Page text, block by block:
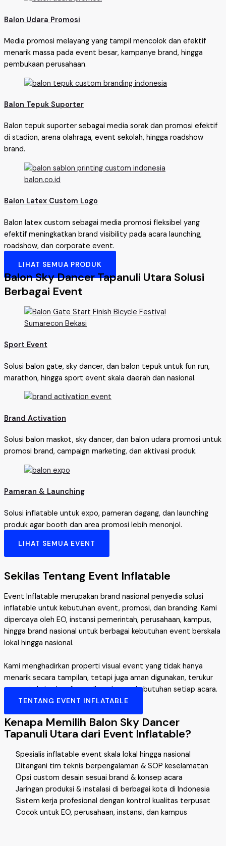
Balon Udara Promosi
Media promosi melayang yang tampil mencolok dan efektif
menarik massa pada event besar, kampanye brand, hingga
pembukaan perusahaan.
Balon Tepuk Suporter
Balon tepuk suporter sebagai media sorak dan promosi efektif
di stadion, arena olahraga, event sekolah, hingga roadshow
brand.
Balon Latex Custom Logo
Balon latex custom sebagai media promosi fleksibel yang
efektif meningkatkan brand visibility pada acara launching,
roadshow, dan corporate event.
LIHAT SEMUA PRODUK
Balon Sky Dancer Tapanuli Utara Solusi
Berbagai Event
Sport Event
Solusi balon gate, sky dancer, dan balon tepuk untuk fun run,
marathon, hingga sport event skala daerah dan nasional.
Brand Activation
Solusi balon maskot, sky dancer, dan balon udara promosi untuk
promosi brand, campaign marketing, dan aktivasi produk.
Pameran & Launching
Solusi inflatable untuk expo, pameran dagang, dan launching
produk agar booth dan area promosi lebih menonjol.
LIHAT SEMUA EVENT
Sekilas Tentang Event Inflatable
Event Inflatable merupakan brand nasional penyedia solusi
inflatable untuk kebutuhan event, promosi, dan branding. Kami
dipercaya oleh EO, instansi pemerintah, perusahaan, kampus,
hingga brand nasional untuk berbagai kebutuhan event berskala
lokal hingga nasional.
Kami menghadirkan properti visual event yang tidak hanya
menarik secara tampilan, tetapi juga aman digunakan, terukur
secara teknis, dan disesuaikan dengan kebutuhan setiap acara.
TENTANG EVENT INFLATABLE
Kenapa Memilih Balon Sky Dancer
Tapanuli Utara dari Event Inflatable?
Spesialis inflatable event skala lokal hingga nasional
Ditangani tim teknis berpengalaman & SOP keselamatan
Opsi custom desain sesuai brand & konsep acara
Jaringan produksi & instalasi di berbagai kota di Indonesia
Sistem kerja profesional dengan kontrol kualitas terpusat
Cocok untuk EO, perusahaan, instansi, dan kampus